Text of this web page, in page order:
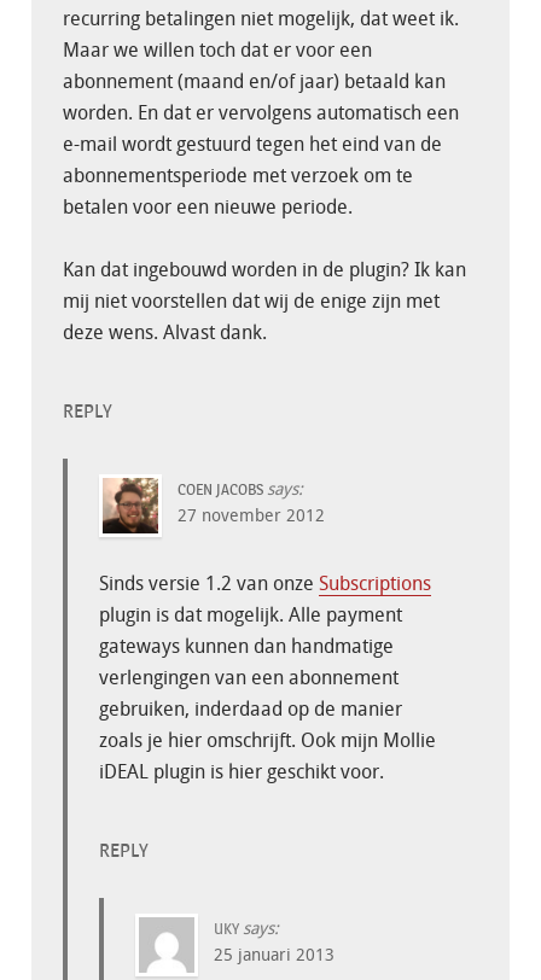
recurring betalingen niet mogelijk, dat weet ik.
Maar we willen toch dat er voor een
abonnement (maand en/of jaar) betaald kan
worden. En dat er vervolgens automatisch een
e-mail wordt gestuurd tegen het eind van de
abonnementsperiode met verzoek om te
betalen voor een nieuwe periode.
Kan dat ingebouwd worden in de plugin? Ik kan
mij niet voorstellen dat wij de enige zijn met
deze wens. Alvast dank.
REPLY
COEN JACOBS says:
27 november 2012
Sinds versie 1.2 van onze Subscriptions
plugin is dat mogelijk. Alle payment
gateways kunnen dan handmatige
verlengingen van een abonnement
gebruiken, inderdaad op de manier
zoals je hier omschrijft. Ook mijn Mollie
iDEAL plugin is hier geschikt voor.
REPLY
UKY says:
25 januari 2013